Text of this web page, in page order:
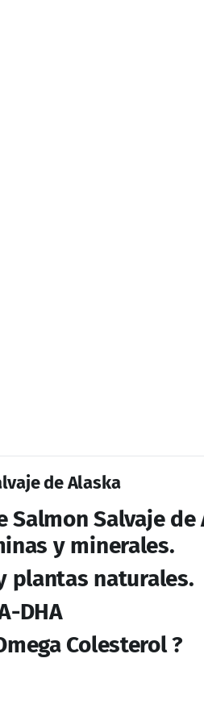
Salvaje de
y minerales.
?
en las
Colesterol ?
Alaska